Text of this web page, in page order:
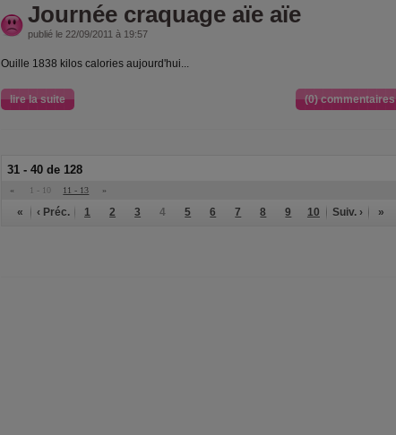
Journée craquage aïe aïe
publié le 22/09/2011 à 19:57
Ouille 1838 kilos calories aujourd'hui...
lire la suite (0) commentaires
31 - 40 de 128
« 1 - 10 11 - 13 »
« ‹ Préc. 1 2 3 4 5 6 7 8 9 10 Suiv. › »